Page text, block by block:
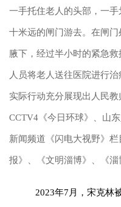
一手托住老人的头部，一
十米远的闸门游去。在闸
腋下，经过半小时的紧急
人员将老人送往医院进行
实际行动充分展现出人民
CCTV4《今日环球》、山
新闻频道《闪电大视野》
报》、《文明淄博》、《淄
2023年7月，宋克林